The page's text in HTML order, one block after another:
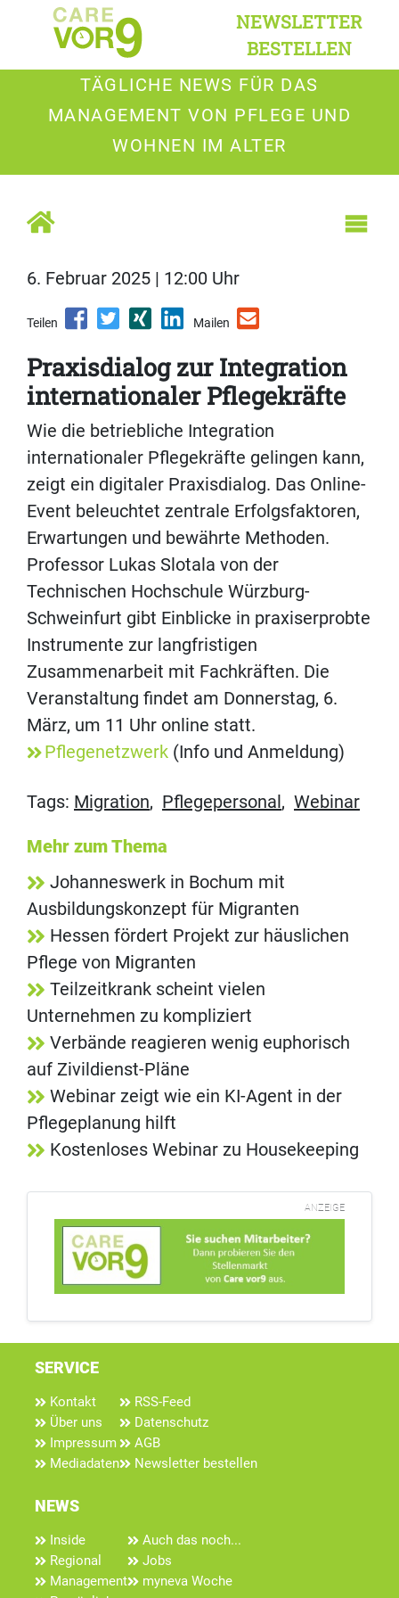
NEWSLETTER
BESTELLEN
TÄGLICHE NEWS FÜR DAS
MANAGEMENT VON PFLEGE UND
WOHNEN IM ALTER
6. Februar 2025 | 12:00 Uhr
Teilen Mailen
Praxisdialog zur Integration
internationaler Pflegekräfte
Wie die betriebliche Integration
internationaler Pflegekräfte gelingen kann,
zeigt ein digitaler Praxisdialog. Das Online-
Event beleuchtet zentrale Erfolgsfaktoren,
Erwartungen und bewährte Methoden.
Professor Lukas Slotala von der
Technischen Hochschule Würzburg-
Schweinfurt gibt Einblicke in praxiserprobte
Instrumente zur langfristigen
Zusammenarbeit mit Fachkräften. Die
Veranstaltung findet am Donnerstag, 6.
März, um 11 Uhr online statt.
Pflegenetzwerk (Info und Anmeldung)
Tags: Migration, Pflegepersonal , Webinar
Mehr zum Thema
Johanneswerk in Bochum mit
Ausbildungskonzept für Migranten
Hessen fördert Projekt zur häuslichen
Pflege von Migranten
Teilzeitkrank scheint vielen
Unternehmen zu kompliziert
Verbände reagieren wenig euphorisch
auf Zivildienst-Pläne
Webinar zeigt wie ein KI-Agent in der
Pflegeplanung hilft
Kostenloses Webinar zu Housekeeping
ANZEIGE
SERVICE
Kontakt
Über uns
Impressum
Mediadaten
RSS-Feed
Datenschutz
AGB
Newsletter bestellen
NEWS
Inside
Regional
Management
Auch das noch...
Jobs
myneva Woche